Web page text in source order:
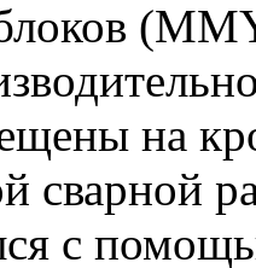
на
сварной
с